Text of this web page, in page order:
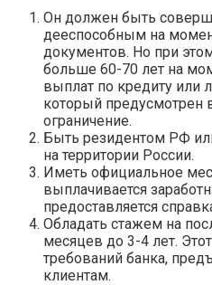
Он должен быть
дееспособным на
документов. Но при
больше 60-70 лет на
выплат по кредиту или
который предусмотрен
ограничение.
Быть резидентом РФ
на территории России.
Иметь официальное
выплачивается
предоставляется
Обладать стажем на
месяцев до 3-4 лет.
требований банка,
клиентам.